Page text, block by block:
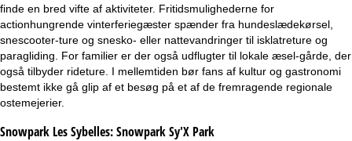
finde en bred vifte af aktiviteter. Fritidsmulighederne for
actionhungrende vinterferiegæster spænder fra hundeslædekørsel,
snescooter-ture og snesko- eller nattevandringer til isklatreture og
paragliding. For familier er der også udflugter til lokale æsel-gårde, der
også tilbyder rideture. I mellemtiden bør fans af kultur og gastronomi
bestemt ikke gå glip af et besøg på et af de fremragende regionale
ostemejerier.
Snowpark Les Sybelles:Snowpark Sy'X Park